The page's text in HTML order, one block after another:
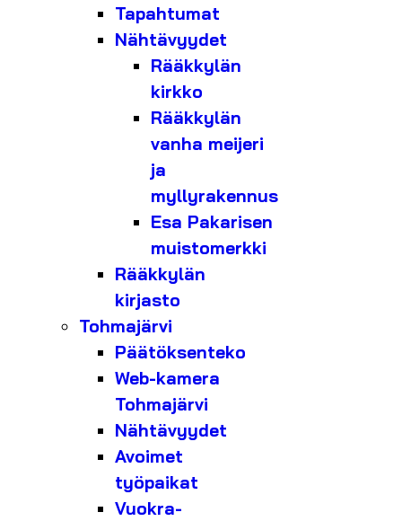
Tapahtumat
Nähtävyydet
Rääkkylän
kirkko
Rääkkylän
vanha meijeri
ja
myllyrakennus
Esa Pakarisen
muistomerkki
Rääkkylän
kirjasto
Tohmajärvi
Päätöksenteko
Web-kamera
Tohmajärvi
Nähtävyydet
Avoimet
työpaikat
Vuokra-